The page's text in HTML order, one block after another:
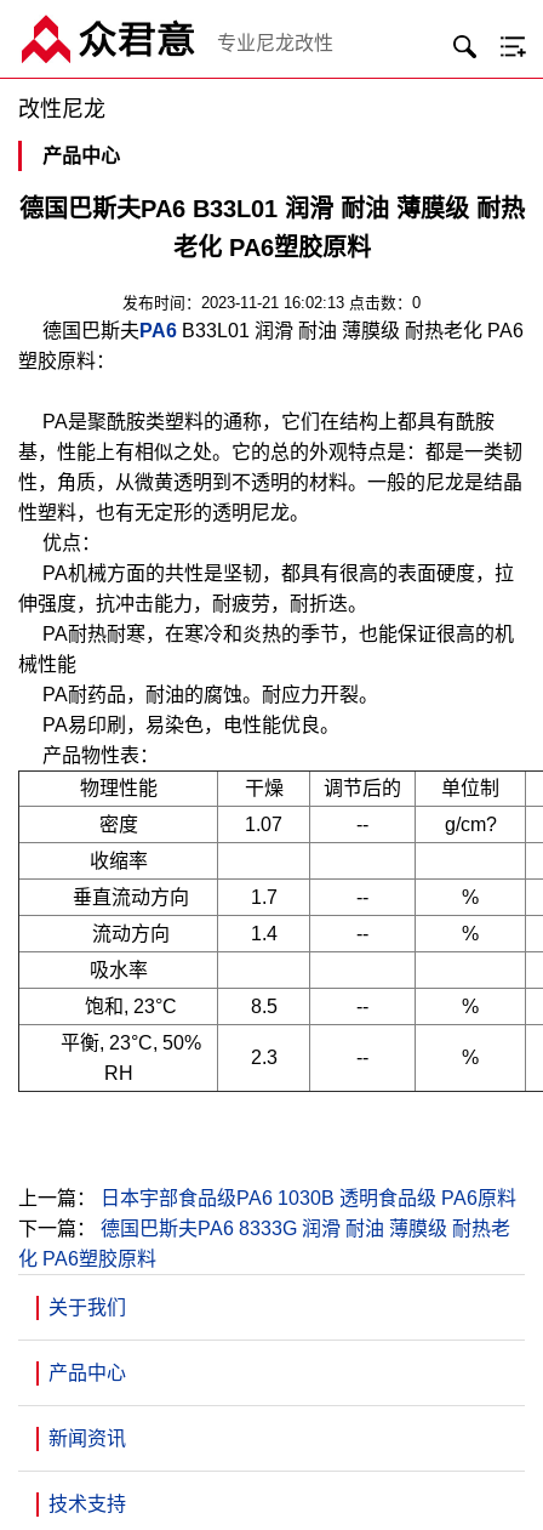
专业尼龙改性
改性尼龙
产品中心
德国巴斯夫PA6 B33L01 润滑 耐油 薄膜级 耐热
老化 PA6塑胶原料
发布时间：2023-11-21 16:02:13 点击数：0
德国巴斯夫 PA6 B33L01 润滑 耐油 薄膜级 耐热老化 PA6
塑胶原料：
PA是聚酰胺类塑料的通称，它们在结构上都具有酰胺
基，性能上有相似之处。它的总的外观特点是：都是一类韧
性，角质，从微黄透明到不透明的材料。一般的尼龙是结晶
性塑料，也有无定形的透明尼龙。
优点：
PA机械方面的共性是坚韧，都具有很高的表面硬度，拉
伸强度，抗冲击能力，耐疲劳，耐折迭。
PA耐热耐寒，在寒冷和炎热的季节，也能保证很高的机
械性能
PA耐药品，耐油的腐蚀。耐应力开裂。
PA易印刷，易染色，电性能优良。
产品物性表：
物理性能
干燥 调节后的
单位制
密度
1.07 --
g/cm?
收缩率
垂直流动方向
1.7 --
%
流动方向
1.4 --
%
吸水率
饱和, 23°C
8.5 --
%
平衡, 23°C, 50%
RH
2.3 -- %
上一篇：
日本宇部食品级PA6 1030B 透明食品级 PA6原料
下一篇： 德国巴斯夫PA6 8333G 润滑 耐油 薄膜级 耐热老
化 PA6塑胶原料
关于我们
产品中心
新闻资讯
技术支持